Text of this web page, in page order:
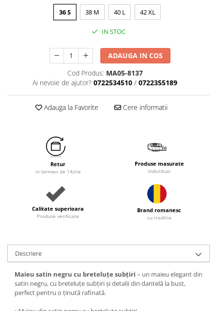
36 S 38 M 40 L 42 XL
IN STOC
ADAUGA IN COS
Cod Produs: MA05-8137
Ai nevoie de ajutor? 0722534510 / 0722355189
Adauga la Favorite Cere informatii
Retur
in termen de 14zile
Produse masurate
individual
Calitate superioara
Produse verificate
Brand romanesc
cu traditie
Descriere
Maieu satin negru cu breteluțe subțiri – un maieu elegant din
satin negru, cu breteluțe subțiri și detalii din dantelă la bust,
perfect pentru o ținută rafinată.